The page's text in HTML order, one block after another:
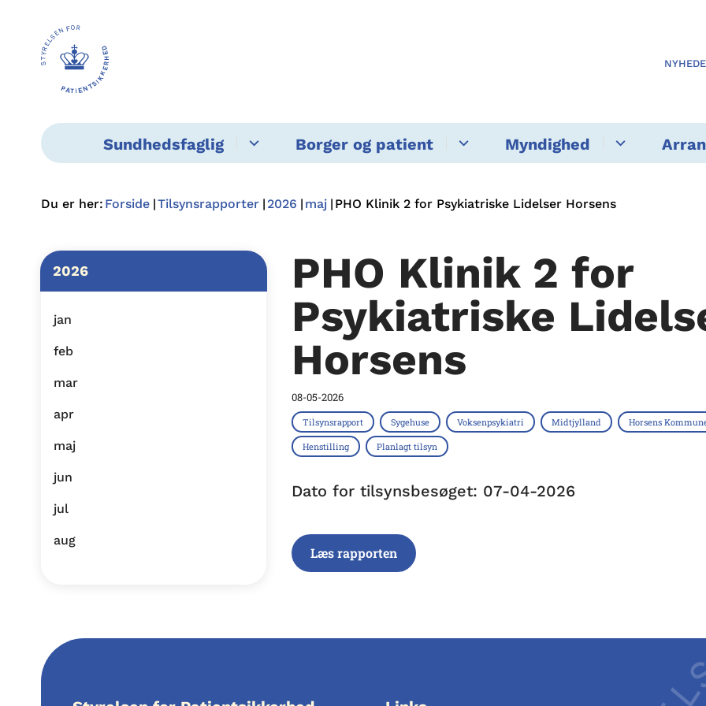
Sundhedsfaglig Borger og patient Myndighed
Du er her: Forside Tilsynsrapporter 2026 maj PHO Klinik 2 for Psykiatriske Lidelser Horsens
2026
jan
feb
mar
apr
maj
jun
jul
aug
PHO Klinik 2 for
Psykiatriske
Horsens
08-05-2026
Tilsynsrapport Sygehuse Voksenpsykiatri Midtjylland Horsens
Henstilling Planlagt tilsyn
Dato for tilsynsbesøget: 07-04-2026
Læs rapporten